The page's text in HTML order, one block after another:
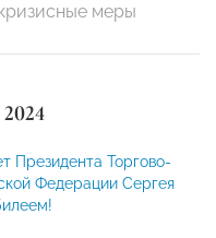
меры
Торгово-
Федерации Сергея